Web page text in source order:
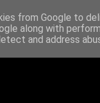
from Google to
along with
and address